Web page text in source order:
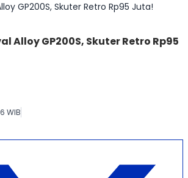
GP200S, Skuter Retro Rp95 Juta!
Alloy GP200S, Skuter Retro Rp95
WIB